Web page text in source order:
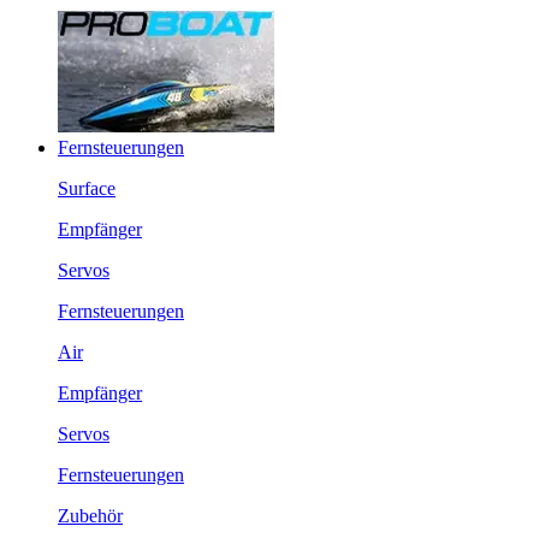
Fernsteuerungen
Surface
Empfänger
Servos
Fernsteuerungen
Air
Empfänger
Servos
Fernsteuerungen
Zubehör